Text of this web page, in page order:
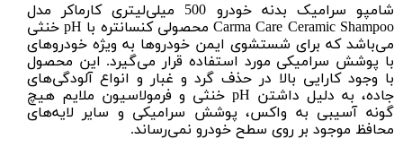
شامپو سرامیک بدنه خودرو 500 میلی‌لیتری کارماکر مدل
Carma Care Ceramic Shampoo محصولی کنسانتره با pH خنثی
می‌باشد که برای شستشوی ایمن خودروها به ویژه خودروهای
با پوشش سرامیکی مورد استفاده قرار می‌گیرد. این محصول
با وجود کارایی بالا در حذف گرد و غبار و انواع آلودگی‌های
جاده، به دلیل داشتن pH خنثی و فرمولاسیون ملایم هیچ
گونه آسیبی به واکس، پوشش سرامیکی و سایر لایه‌های
محافظ موجود بر روی سطح خودرو نمی‌رساند.